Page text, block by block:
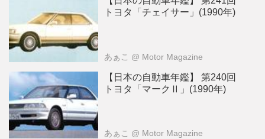
トヨタ「チェイサー」(1990年)
あぁこ @ Motor Magazine
【日本の自動車年鑑】 第240回
トヨタ「マークⅡ」(1990年)
あぁこ @ Motor Magazine